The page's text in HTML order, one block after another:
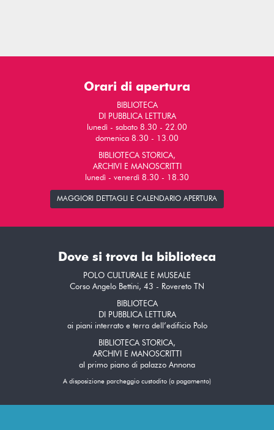
Orari di apertura
BIBLIOTECA
DI PUBBLICA LETTURA
lunedì - sabato 8.30 - 22.00
domenica 8.30 - 13.00
BIBLIOTECA STORICA,
ARCHIVI E MANOSCRITTI
lunedì - venerdì 8.30 - 18.30
MAGGIORI DETTAGLI E CALENDARIO APERTURA
Dove si trova la biblioteca
POLO CULTURALE E MUSEALE
Corso Angelo Bettini, 43 - Rovereto TN
BIBLIOTECA
DI PUBBLICA LETTURA
ai piani interrato e terra dell’edificio Polo
BIBLIOTECA STORICA,
ARCHIVI E MANOSCRITTI
al primo piano di palazzo Annona
A disposizione parcheggio custodito (a pagamento)